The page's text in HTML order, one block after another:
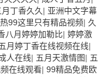
丁香久久 | 亚洲中文字幕
热99这里只有精品视频| 久
八月婷婷加勒比| 婷婷激
月婷丁香在线视频在线|
人在线| 五月天激情图| 五
在线观看| 99精品免费欧